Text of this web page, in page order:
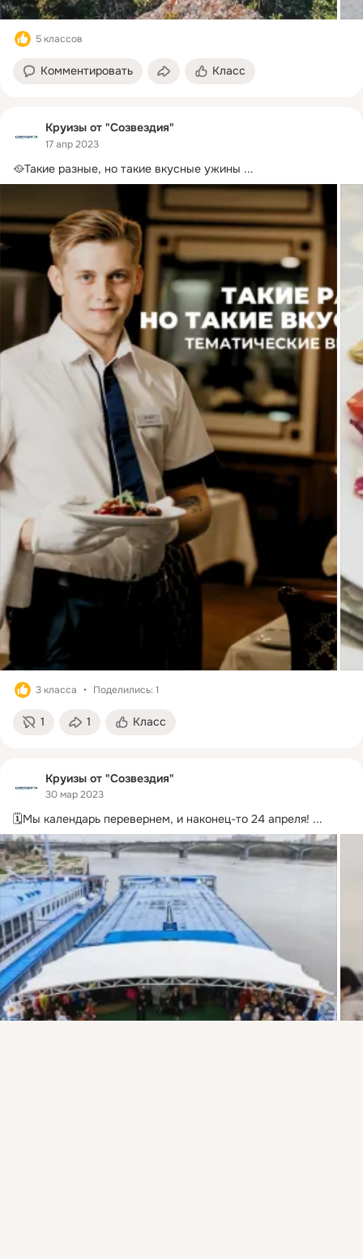
5 классов
Комментировать Класс
Круизы от "Созвездия"
17 апр 2023
🥘Такие разные, но такие вкусные ужины ...
3 класса Поделились: 1
1 1 Класс
Круизы от "Созвездия"
30 мар 2023
🗓Мы календарь перевернем, и наконец-то 24 апреля! ...